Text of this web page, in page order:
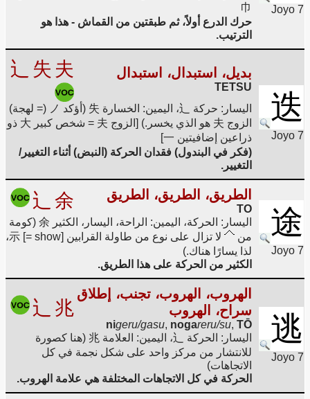
Joyo 7
巾
حرك الدرع أولاً، ثم طبقتين من القماش - هذا هو
الترتيب.
迭
Joyo 7
بديل، استبدال، استبدال
TETSU
辶 失 夫
اليسار: حركة 辶، اليمين: الخسارة 失 (أؤكد ノ (= لهجة)
الزوج 夫 هو الذي يخسر.) [الزوج 夫 = شخص كبير 大 ذو
ذراعين إضافيتين 一]
(فكر في البندول) فقدان الحركة (النبض) أثناء التغيير/
التغيير.
途
Joyo 7
الطريق، الطريق، الطريق
TO
辶 余
اليسار: الحركة، اليمين: الراحة، اليسار، الكثير 余 (كومة
من
لا تزال على نوع من طاولة القرابين 示 [= show]،
لذا يسارًا هناك.)
الكثير من الحركة على هذا الطريق.
逃
Joyo 7
الهروب، الهروب، تجنب، إطلاق
سراح، الهروب
nigeru/gasu, nogareru/su, TŌ
辶 兆
اليسار: الحركة 辶، اليمين: العلامة 兆 (هنا كصورة
للانتشار من مركز واحد على شكل نجمة في كل
الاتجاهات)
الحركة في كل الاتجاهات المختلفة هي علامة الهروب.